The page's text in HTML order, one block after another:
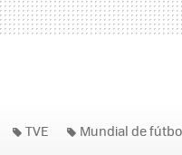
TVE Mundial de